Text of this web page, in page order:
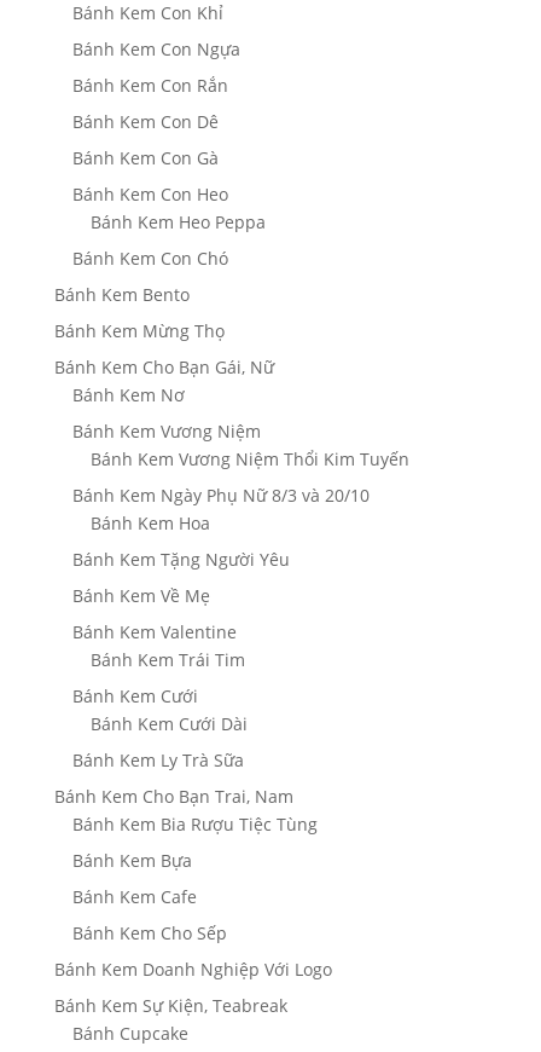
Bánh Kem Con Khỉ
Bánh Kem Con Ngựa
Bánh Kem Con Rắn
Bánh Kem Con Dê
Bánh Kem Con Gà
Bánh Kem Con Heo
Bánh Kem Heo Peppa
Bánh Kem Con Chó
Bánh Kem Bento
Bánh Kem Mừng Thọ
Bánh Kem Cho Bạn Gái, Nữ
Bánh Kem Nơ
Bánh Kem Vương Niệm
Bánh Kem Vương Niệm Thổi Kim Tuyến
Bánh Kem Ngày Phụ Nữ 8/3 và 20/10
Bánh Kem Hoa
Bánh Kem Tặng Người Yêu
Bánh Kem Về Mẹ
Bánh Kem Valentine
Bánh Kem Trái Tim
Bánh Kem Cưới
Bánh Kem Cưới Dài
Bánh Kem Ly Trà Sữa
Bánh Kem Cho Bạn Trai, Nam
Bánh Kem Bia Rượu Tiệc Tùng
Bánh Kem Bựa
Bánh Kem Cafe
Bánh Kem Cho Sếp
Bánh Kem Doanh Nghiệp Với Logo
Bánh Kem Sự Kiện, Teabreak
Bánh Cupcake